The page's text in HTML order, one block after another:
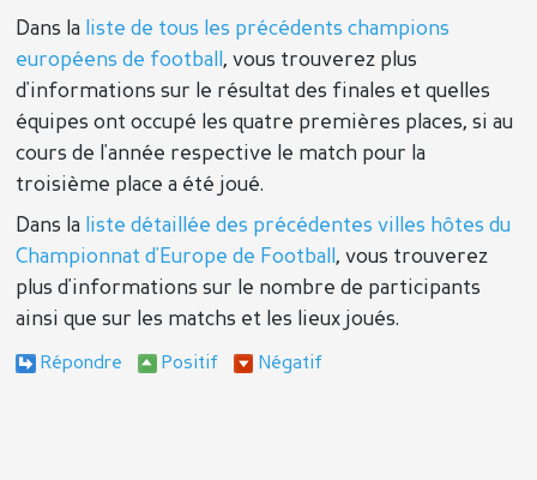
Dans la liste de tous les précédents champions
européens de football, vous trouverez plus
d'informations sur le résultat des finales et quelles
équipes ont occupé les quatre premières places, si au
cours de l'année respective le match pour la
troisième place a été joué.
Dans la liste détaillée des précédentes villes hôtes du
Championnat d'Europe de Football, vous trouverez
plus d'informations sur le nombre de participants
ainsi que sur les matchs et les lieux joués.